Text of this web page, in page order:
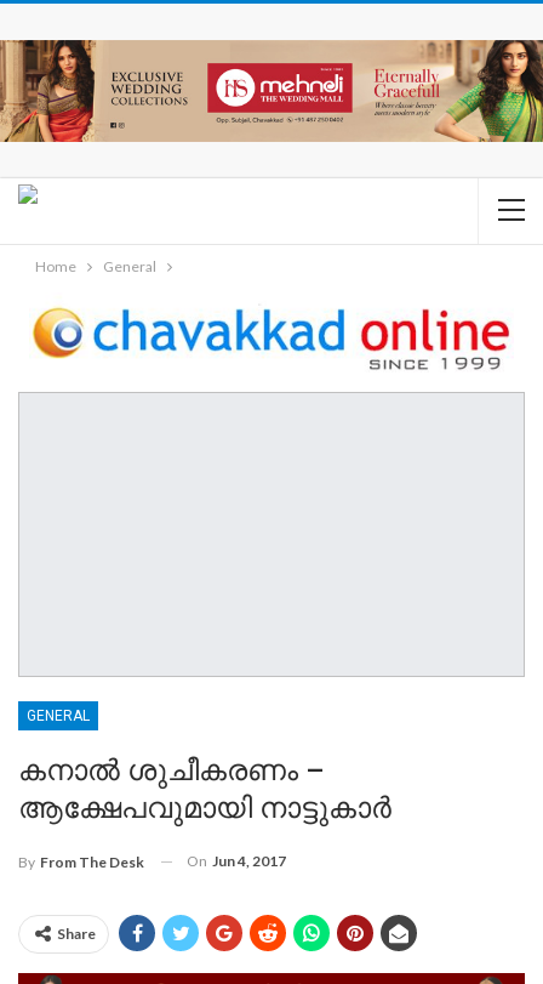
Home General
GENERAL
കനാല്‍ ശുചീകരണം –
ആക്ഷേപവുമായി നാട്ടുകാര്‍
By From The Desk On Jun 4, 2017
Share